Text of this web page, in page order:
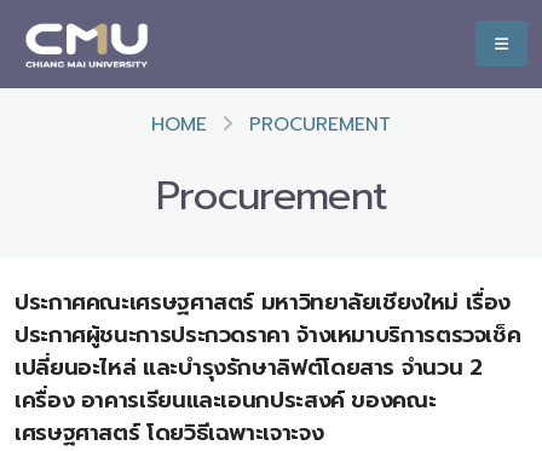
HOME PROCUREMENT
Procurement
ประกาศคณะเศรษฐศาสตร์ มหาวิทยาลัยเชียงใหม่ เรื่อง
ประกาศผู้ชนะการประกวดราคา จ้างเหมาบริการตรวจเช็ค
เปลี่ยนอะไหล่ และบำรุงรักษาลิฟต์โดยสาร จำนวน 2
เครื่อง อาคารเรียนและเอนกประสงค์ ของคณะ
เศรษฐศาสตร์ โดยวิธีเฉพาะเจาะจง